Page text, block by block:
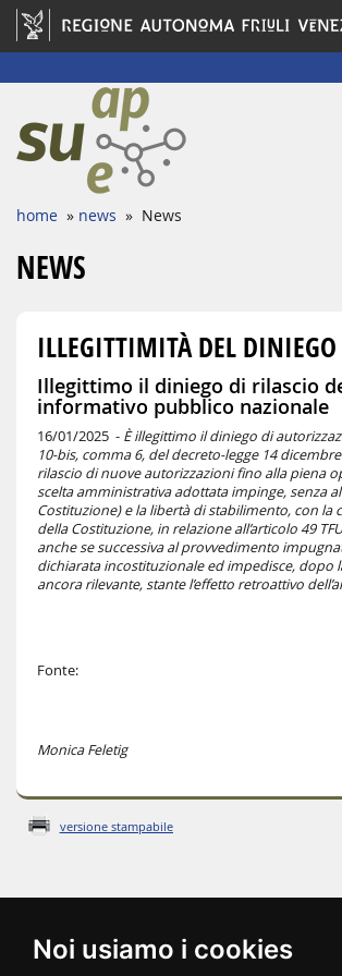
Noi usiamo i cookies
home » news » News
NEWS
ILLEGITTIMITÀ DEL
Illegittimo il diniego di rilascio
informativo pubblico nazionale
16/01/2025 - È illegittimo il diniego di
10-bis, comma 6, del decreto-legge 14
rilascio di nuove autorizzazioni fino alla piena
scelta amministrativa adottata impinge, senza
Costituzione) e la libertà di stabilimento, con
della Costituzione, in relazione all’articolo 49
anche se successiva al provvedimento
dichiarata incostituzionale ed impedisce, dopo
ancora rilevante, stante l’effetto retroattivo
Fonte:
Monica Feletig
versione stampabile
© 2022 Regione